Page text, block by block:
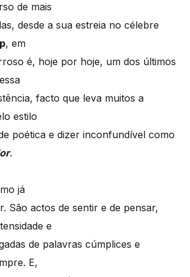
de mais
desde a sua estreia no célebre
, em
é, hoje por hoje, um dos últimos
facto que leva muitos a
estilo
poética e dizer inconfundível como
.
já
São actos de sentir e de pensar,
e
de palavras cúmplices e
E,